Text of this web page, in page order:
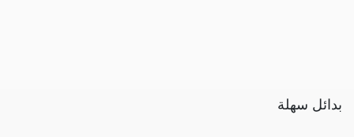
بدائل سهلة